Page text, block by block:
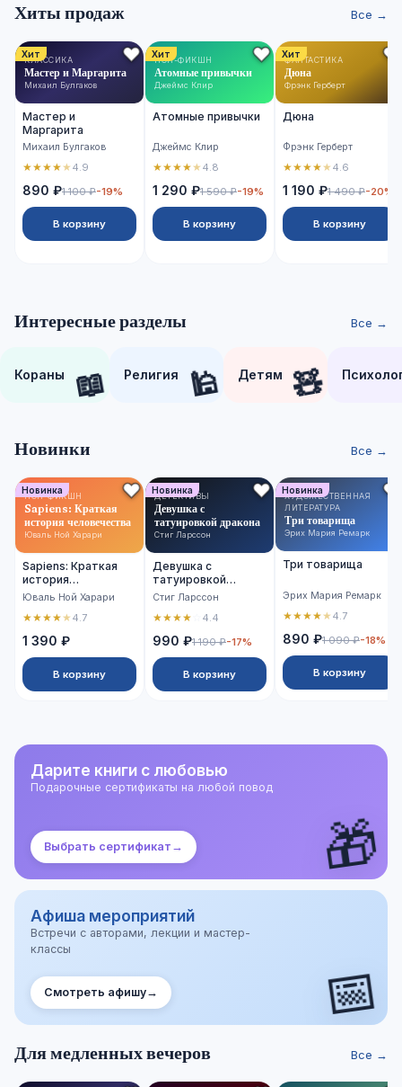
Хиты продаж Все →
Хит
КЛАССИКА
Мастер и Маргарита
Михаил Булгаков
Мастер и
Маргарита
Михаил Булгаков
★★★★★4.9
890 ₽1 100 ₽-19%
В корзину
Хит
НОН-ФИКШН
Атомные привычки
Джеймс Клир
Атомные привычки
Джеймс Клир
★★★★★4.8
1 290 ₽1 590 ₽-19%
В корзину
Хит
ФАНТАСТИКА
Дюна
Фрэнк Герберт
Дюна
Фрэнк Герберт
★★★★★4.6
1 190 ₽1 490 ₽-20%
В корзину
Интересные разделы Все →
Кораны 📖 Религия 🕌 Детям 🧸
Новинки Все →
Новинка
НОН-ФИКШН
Sapiens: Краткая
история человечества
Юваль Ной Харари
Sapiens: Краткая
история
человечества
Юваль Ной Харари
★★★★★4.7
1 390 ₽
В корзину
Новинка
ДЕТЕКТИВЫ
Девушка с
татуировкой дракона
Стиг Ларссон
Девушка с
татуировкой
дракона
Стиг Ларссон
★★★★ 4.4
990 ₽1 190 ₽-17%
В корзину
Новинка
ХУДОЖЕСТВЕННАЯ
ЛИТЕРАТУРА
Три товарища
Эрих Мария Ремарк
Три товарища
Эрих Мария Ремарк
★★★★★4.7
890 ₽1 090 ₽-18%
В корзину
Дарите книги с любовью
Подарочные сертификаты на любой повод
Выбрать сертификат → 🎁
Афиша мероприятий
Встречи с авторами, лекции и мастер-
классы
Смотреть афишу→ 📅
Для медленных вечеров Все →